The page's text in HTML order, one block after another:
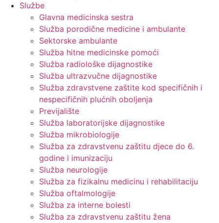
Službe
Glavna medicinska sestra
Služba porodične medicine i ambulante
Sektorske ambulante
Služba hitne medicinske pomoći
Služba radiološke dijagnostike
Služba ultrazvučne dijagnostike
Služba zdravstvene zaštite kod specifičnih i
nespecifičnih plućnih oboljenja
Previjalište
Služba laboratorijske dijagnostike
Služba mikrobiologije
Služba za zdravstvenu zaštitu djece do 6.
godine i imunizaciju
Služba neurologije
Služba za fizikalnu medicinu i rehabilitaciju
Služba oftalmologije
Služba za interne bolesti
Služba za zdravstvenu zaštitu žena